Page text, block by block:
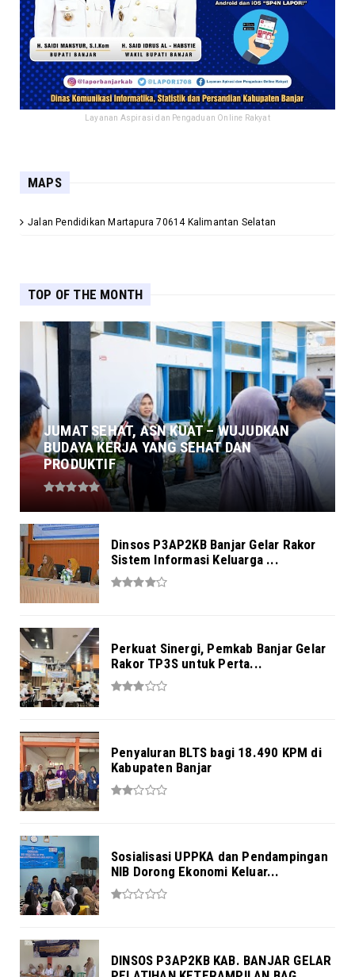
Layanan Aspirasi dan Pengaduan Online Rakyat
MAPS
Jalan Pendidikan Martapura 70614 Kalimantan Selatan
TOP OF THE MONTH
JUMAT SEHAT, ASN KUAT – WUJUDKAN
BUDAYA KERJA YANG SEHAT DAN
PRODUKTIF
Dinsos P3AP2KB Banjar Gelar Rakor
Sistem Informasi Keluarga ...
Perkuat Sinergi, Pemkab Banjar Gelar
Rakor TP3S untuk Perta...
Penyaluran BLTS bagi 18.490 KPM di
Kabupaten Banjar
Sosialisasi UPPKA dan Pendampingan
NIB Dorong Ekonomi Keluar...
DINSOS P3AP2KB KAB. BANJAR GELAR